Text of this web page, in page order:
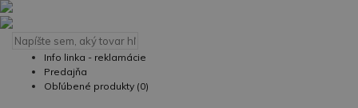
Info linka - reklamácie
Predajňa
Obľúbené produkty (0)